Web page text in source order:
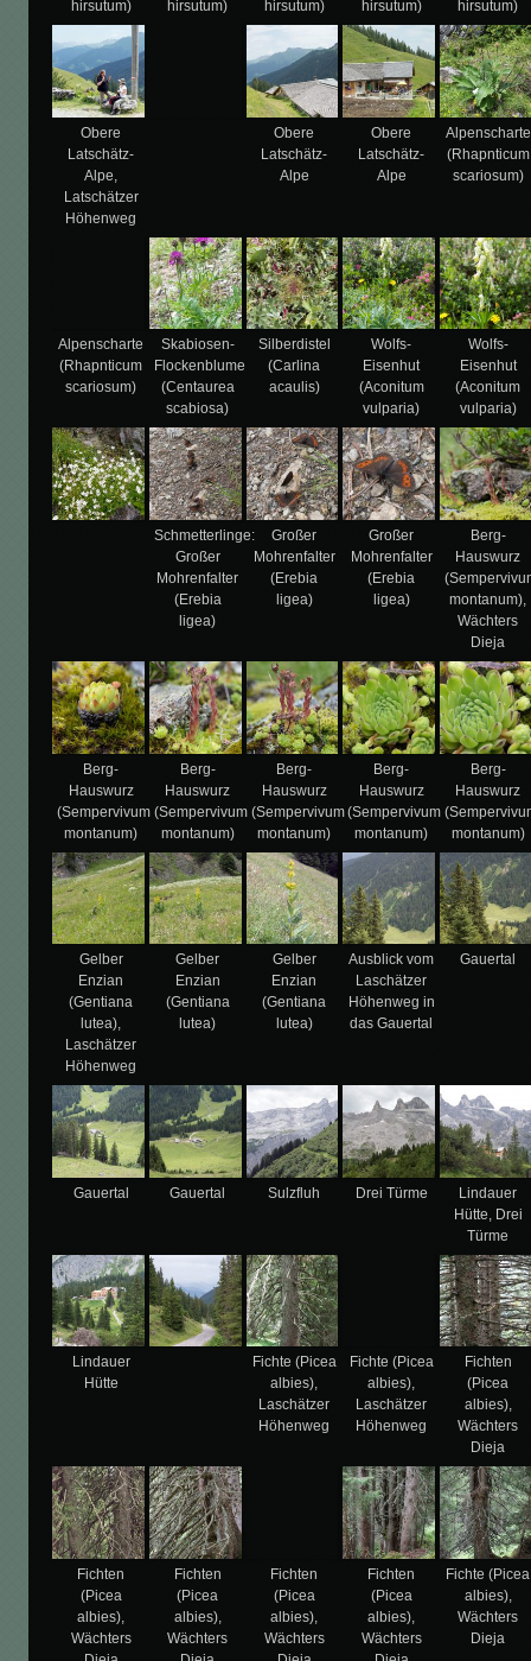
hirsutum)
hirsutum)
hirsutum)
hirsutum)
hirsutum)
Obere
Latschätz-
Alpe,
Latschätzer
Höhenweg
Obere
Latschätz-
Alpe
Obere
Latschätz-
Alpe
Alpenscharte
(Rhapnticum
scariosum)
Alpenscharte
(Rhapnticum
scariosum)
Skabiosen-
Flockenblume
(Centaurea
scabiosa)
Silberdistel
(Carlina
acaulis)
Wolfs-
Eisenhut
(Aconitum
vulparia)
Wolfs-
Eisenhut
(Aconitum
vulparia)
Schmetterlinge:
Großer
Mohrenfalter
(Erebia
ligea)
Großer
Mohrenfalter
(Erebia
ligea)
Großer
Mohrenfalter
(Erebia
ligea)
Berg-
Hauswurz
montanum),
Wächters
Dieja
Berg-
Hauswurz
(Sempervivum
montanum)
Berg-
Hauswurz
(Sempervivum
montanum)
Berg-
Hauswurz
(Sempervivum
montanum)
Berg-
Hauswurz
(Sempervivum
montanum)
Berg-
Hauswurz
montanum)
Gelber
Enzian
(Gentiana
lutea),
Laschätzer
Höhenweg
Gelber
Enzian
(Gentiana
lutea)
Gelber
Enzian
(Gentiana
lutea)
Ausblick vom
Laschätzer
Höhenweg in
das Gauertal
Gauertal
Gauertal Gauertal Sulzfluh Drei Türme
Lindauer
Hütte, Drei
Türme
Lindauer
Hütte
Fichte (Picea
albies),
Laschätzer
Höhenweg
Fichte (Picea
albies),
Laschätzer
Höhenweg
Fichten
(Picea
albies),
Wächters
Dieja
Fichten
(Picea
albies),
Wächters
Fichten
(Picea
albies),
Wächters
Fichten
(Picea
albies),
Wächters
Fichten
(Picea
albies),
Wächters
Fichte (Picea
albies),
Wächters
Dieja